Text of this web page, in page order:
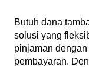
Butuh dana
solusi yang
pinjaman
pembayaran.